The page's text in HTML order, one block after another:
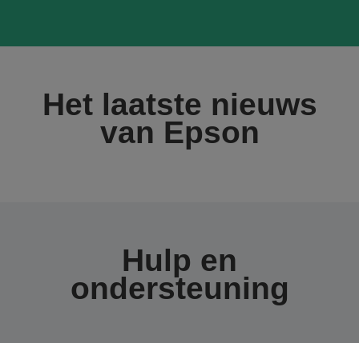
Het laatste nieuws
van Epson
Hulp en
ondersteuning